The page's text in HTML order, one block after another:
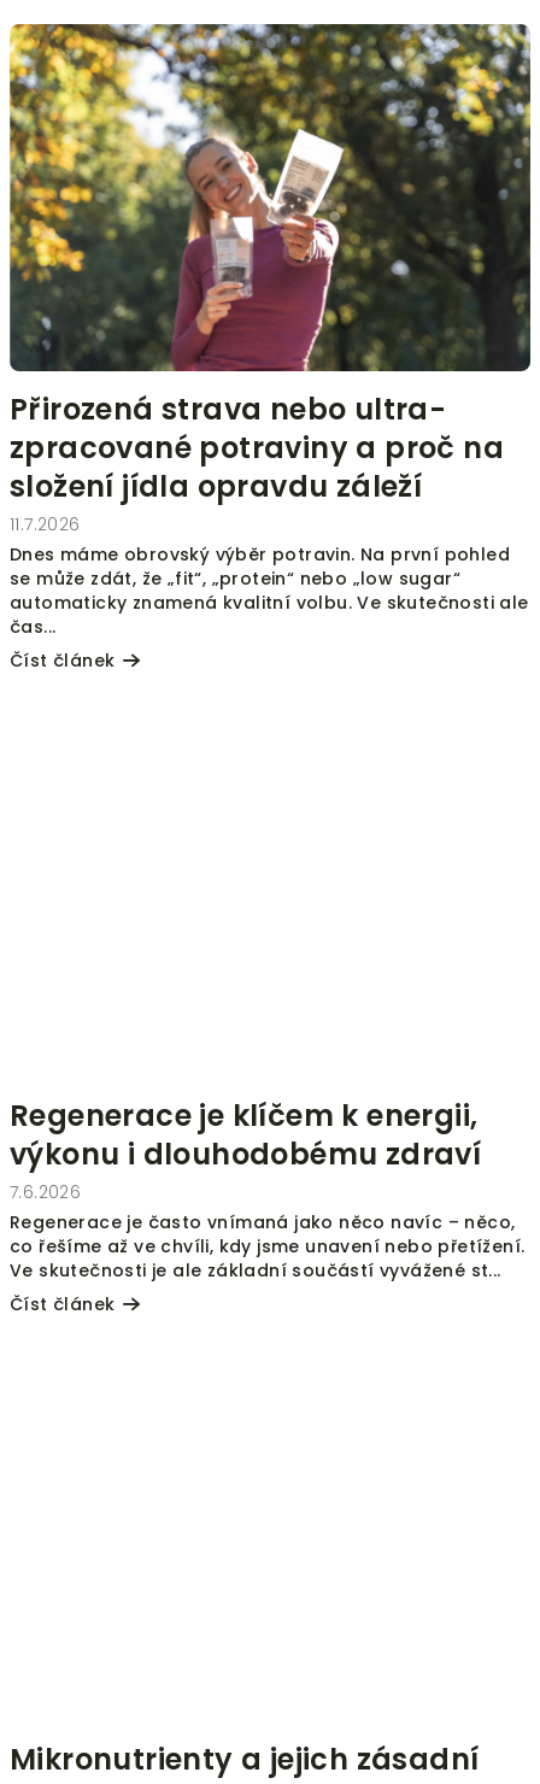
Přirozená strava nebo ultra-
zpracované potraviny a proč na
složení jídla opravdu záleží
11.7.2026
Dnes máme obrovský výběr potravin. Na první pohled
se může zdát, že „fit“, „protein“ nebo „low sugar“
automaticky znamená kvalitní volbu. Ve skutečnosti ale
čas...
Číst článek
Regenerace je klíčem k energii,
výkonu i dlouhodobému zdraví
7.6.2026
Regenerace je často vnímaná jako něco navíc – něco,
co řešíme až ve chvíli, kdy jsme unavení nebo přetížení.
Ve skutečnosti je ale základní součástí vyvážené st...
Číst článek
Mikronutrienty a jejich zásadní